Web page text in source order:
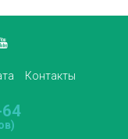
Контакты